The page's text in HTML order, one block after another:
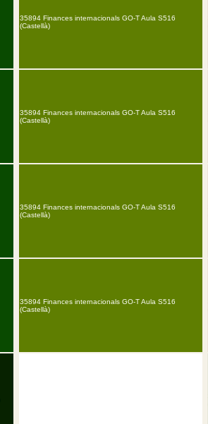
35894 Finances internacionals GO-T Aula S516
(Castellà)
35894 Finances internacionals GO-T Aula S516
(Castellà)
35894 Finances internacionals GO-T Aula S516
(Castellà)
35894 Finances internacionals GO-T Aula S516
(Castellà)